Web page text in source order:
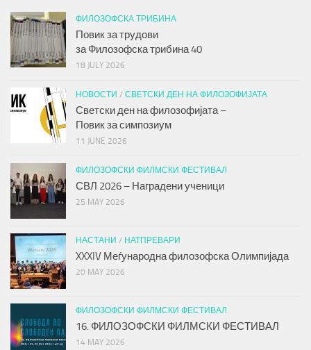
ФИЛОЗОФСКА ТРИБИНА
Повик за трудови
заФилозофска трибина40
18 JULY 2026
НОВОСТИ / СВЕТСКИ ДЕН НА ФИЛОЗОФИЈАТА
Светски ден на филозофијата –
Повик за симпозиум
11 JUNE 2026
ФИЛОЗОФСКИ ФИЛМСКИ ФЕСТИВАЛ
СВЛ 2026 – Наградени ученици
25 MAY 2026
НАСТАНИ / НАТПРЕВАРИ
XXXIV Меѓународна филозофска Олимпијада
20 MAY 2026
ФИЛОЗОФСКИ ФИЛМСКИ ФЕСТИВАЛ
16. ФИЛОЗОФСКИ ФИЛМСКИ ФЕСТИВАЛ
14 MAY 2026